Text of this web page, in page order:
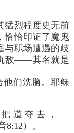
猛烈程度史无前
恰恰印证了魔鬼
与职场遭遇的歧
敌——其名就是
他们洗脑。耶稣
道 夺 去 ，
）。